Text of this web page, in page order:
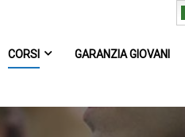
CORSI GARANZIA GIOVANI